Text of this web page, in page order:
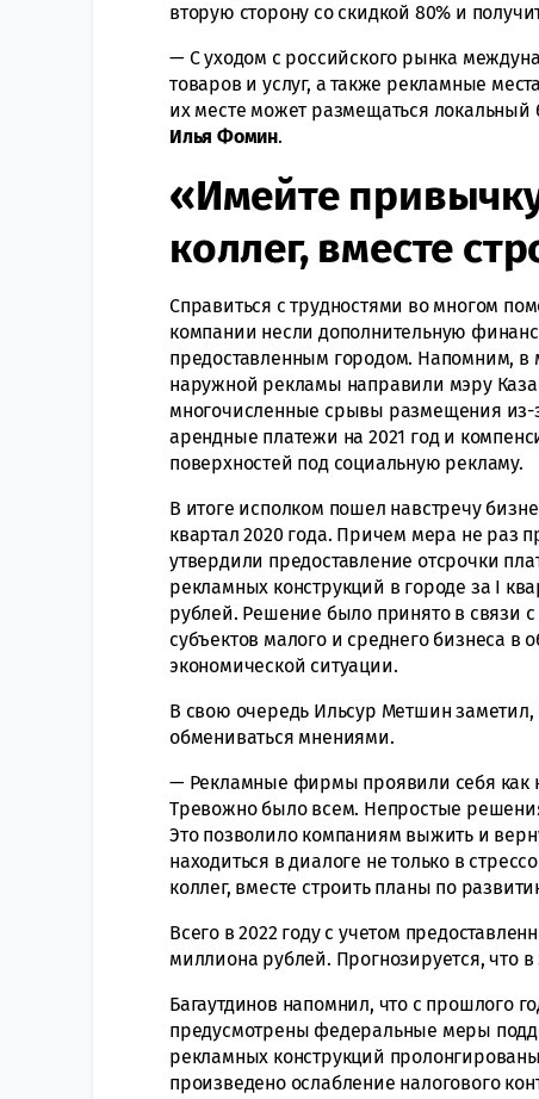
вторую сторону со скидкой 80% и
— С уходом с российского рынка
товаров и услуг, а также рекламные
их месте может размещаться
Илья Фомин.
«Имейте
коллег, вместе
Справиться с трудностями во многом
компании несли дополнительную
предоставленным городом. Напомним, в
наружной рекламы направили мэру
многочисленные срывы размещения из-
арендные платежи на 2021 год и
поверхностей под социальную рекламу.
В итоге исполком пошел навстречу
квартал 2020 года. Причем мера не раз
утвердили предоставление отсрочки
рекламных конструкций в городе за I
рублей. Решение было принято в связи
субъектов малого и среднего бизнеса
экономической ситуации.
В свою очередь Ильсур Метшин заметил,
обмениваться мнениями.
— Рекламные фирмы проявили себя как
Тревожно было всем. Непростые
Это позволило компаниям выжить и
находиться в диалоге не только в
коллег, вместе строить планы по
Всего в 2022 году с учетом
миллиона рублей. Прогнозируется, что
Багаутдинов напомнил, что с прошлого
предусмотрены федеральные меры
рекламных конструкций
произведено ослабление налогового